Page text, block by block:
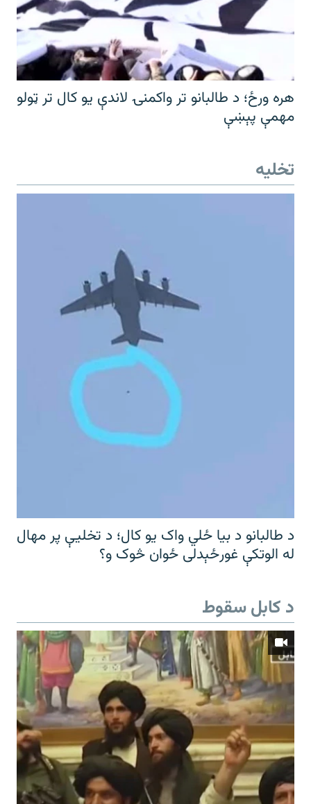
هره ورځ؛ د طالبانو تر واکمنۍ لاندې یو کال تر ټولو
مهمې پېښې
تخلیه
د طالبانو د بیا ځلي واک یو کال؛ د تخلیې پر مهال
له الوتکې غورځېدلی ځوان څوک و؟
د کابل سقوط